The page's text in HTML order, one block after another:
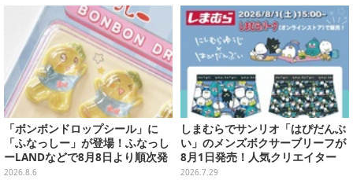
「ボンボンドロップシール」に
「ふなっしー」が登場！ふなっし
ーLANDなどで8月8日より順次発
売
2026.8.6
しまむらでサンリオ「はぴだんぶ
い」のメンズボクサーブリーフが
8月1日発売！人気クリエイター
「にしむらゆうじ」限定アート
2026.7.29